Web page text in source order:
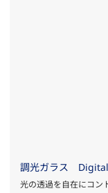
調光ガラス
光の透過を自在にコン